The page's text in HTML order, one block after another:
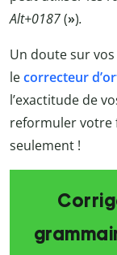
Alt+0187(»).
Un doute sur vos
lecorrecteur
l’exactitude de
reformuler votre
seulement !